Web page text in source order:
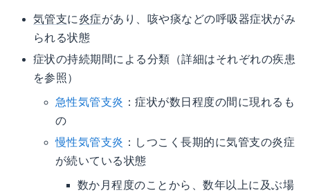
気管支に炎症があり、咳や痰などの呼吸器症状がみ
られる状態
症状の持続期間による分類（詳細はそれぞれの疾患
を参照）
急性気管支炎 ：症状が数日程度の間に現れるも
の
慢性気管支炎 ：しつこく長期的に気管支の炎症
が続いている状態
数か月程度のことから、数年以上に及ぶ場